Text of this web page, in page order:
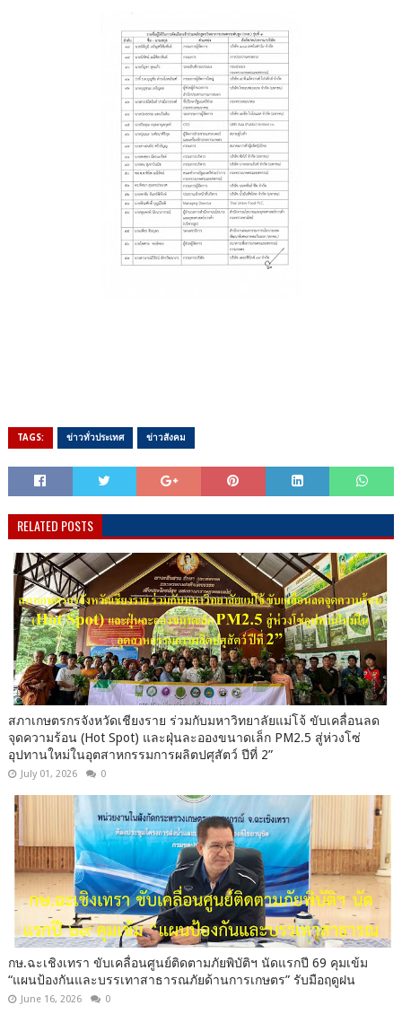
TAGS: ข่าวทั่วประเทศ ข่าวสังคม
RELATED POSTS
สภาเกษตรกรจังหวัดเชียงราย ร่วมกับมหาวิทยาลัยแม่โจ้ ขับเคลื่อนลด
จุดความร้อน (Hot Spot) และฝุ่นละอองขนาดเล็ก PM2.5 สู่ห่วงโซ่
อุปทานใหม่ในอุตสาหกรรมการผลิตปศุสัตว์ ปีที่ 2”
July 01, 2026 0
กษ.ฉะเชิงเทรา ขับเคลื่อนศูนย์ติดตามภัยพิบัติฯ นัดแรกปี 69 คุมเข้ม
“แผนป้องกันและบรรเทาสาธารณภัยด้านการเกษตร” รับมือฤดูฝน
June 16, 2026 0